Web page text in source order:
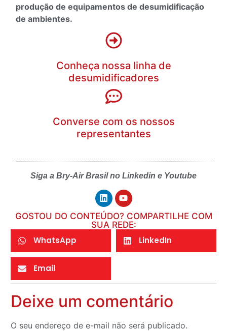
produção de equipamentos de desumidificação
de ambientes.
Conheça nossa linha de
desumidificadores
Converse com os nossos
representantes
Siga a Bry-Air Brasil no Linkedin e Youtube
GOSTOU DO CONTEÚDO? COMPARTILHE COM
SUA REDE:
WhatsApp LinkedIn
Email
Deixe um comentário
O seu endereço de e-mail não será publicado.